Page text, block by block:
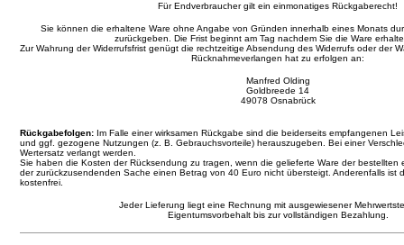
Für Endverbraucher gilt ein einmonatiges Rückgaberecht!
Sie können die erhaltene Ware ohne Angabe von Gründen innerhalb eines Monats
zurückgeben. Die Frist beginnt am Tag nachdem Sie die Ware
Zur Wahrung der Widerrufsfrist genügt die rechtzeitige Absendung des Widerrufs oder der
Rücknahmeverlangen hat zu erfolgen an:
Manfred Olding
Goldbreede 14
49078 Osnabrück
Rückgabefolgen: Im Falle einer wirksamen Rückgabe sind die beiderseits empfangenen
und ggf. gezogene Nutzungen (z. B. Gebrauchsvorteile) herauszugeben. Bei einer
Wertersatz verlangt werden.
Sie haben die Kosten der Rücksendung zu tragen, wenn die gelieferte Ware der bestellten
der zurückzusendenden Sache einen Betrag von 40 Euro nicht übersteigt. Anderenfalls ist
kostenfrei.
Jeder Lieferung liegt eine Rechnung mit ausgewiesener
Eigentumsvorbehalt bis zur vollständigen Bezahlung.